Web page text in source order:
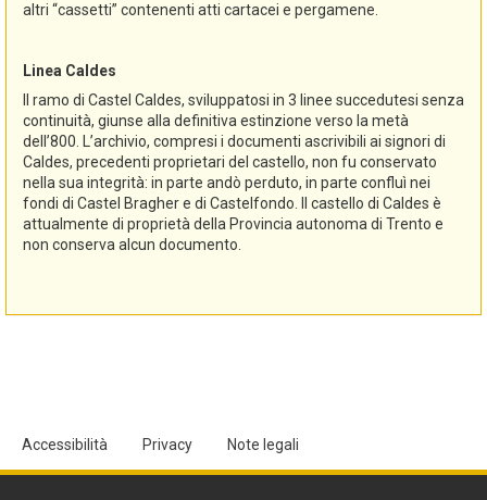
altri “cassetti” contenenti atti cartacei e pergamene.
Linea Caldes
Il ramo di Castel Caldes, sviluppatosi in 3 linee succedutesi senza
continuità, giunse alla definitiva estinzione verso la metà
dell’800. L’archivio, compresi i documenti ascrivibili ai signori di
Caldes, precedenti proprietari del castello, non fu conservato
nella sua integrità: in parte andò perduto, in parte confluì nei
fondi di Castel Bragher e di Castelfondo. Il castello di Caldes è
attualmente di proprietà della Provincia autonoma di Trento e
non conserva alcun documento.
Accessibilità Privacy Note legali